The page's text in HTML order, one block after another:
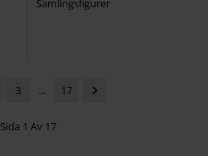
Samlingsfigurer
3 ... 17
Sida 1 Av 17